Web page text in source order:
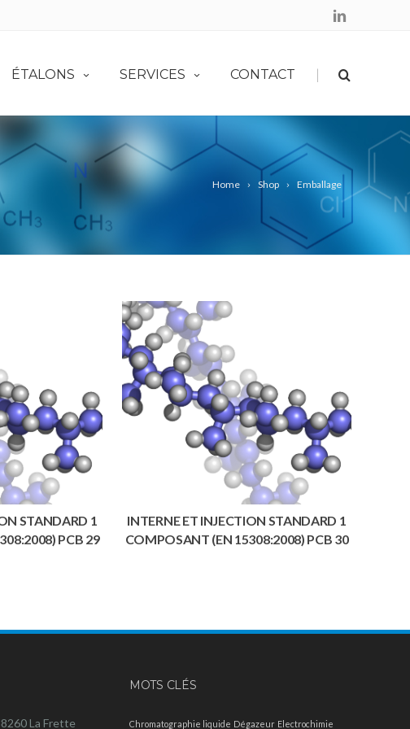
ÉTALONS SERVICES CONTACT |
Home Shop Emballage
STANDARD 1
PCB 29
INTERNE ET INJECTION STANDARD 1
COMPOSANT (EN 15308:2008) PCB 30
La Frette
MOTS CLÉS
Chromatographie liquide Dégazeur Electrochimie